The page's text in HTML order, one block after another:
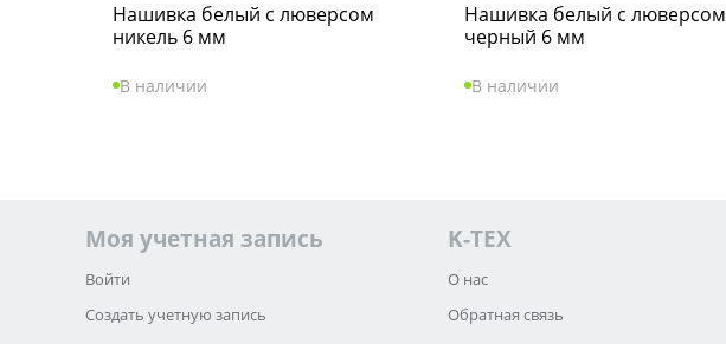
Нашивка белый с люверсом
никель 6 мм
В наличии
Нашивка белый с люверсом
черный 6 мм
В наличии
Моя учетная запись
Войти
Создать учетную запись
K-TEX
О нас
Обратная связь